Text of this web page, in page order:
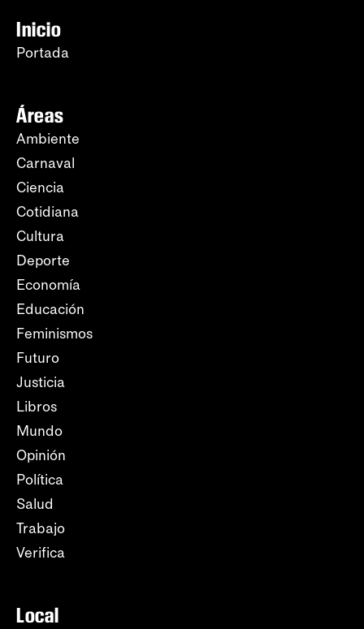
Inicio
Portada
Áreas
Ambiente
Carnaval
Ciencia
Cotidiana
Cultura
Deporte
Economía
Educación
Feminismos
Futuro
Justicia
Libros
Mundo
Opinión
Política
Salud
Trabajo
Verifica
Local